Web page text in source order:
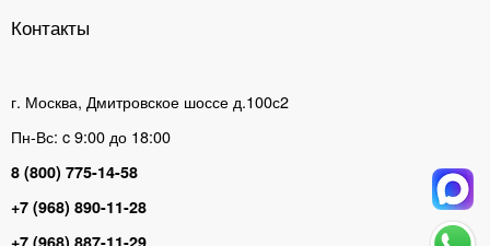
Контакты
г. Москва, Дмитровское шоссе д.100с2
Пн-Вс: c 9:00 до 18:00
8 (800) 775-14-58
+7 (968) 890-11-28